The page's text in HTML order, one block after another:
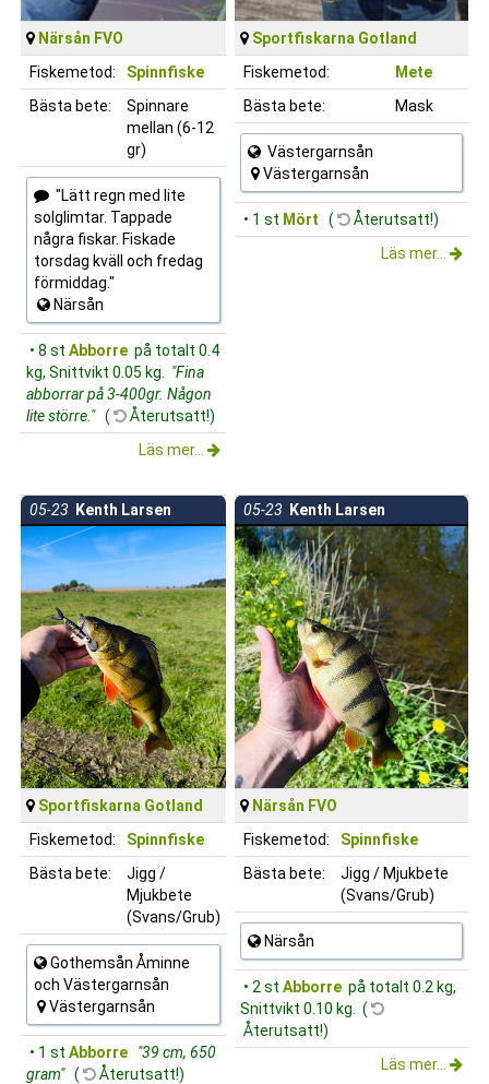
Närsån FVO
Fiskemetod:
Spinnfiske
Bästa bete:
Spinnare
mellan (6-12
gr)
"Lätt regn med lite
solglimtar. Tappade
några fiskar. Fiskade
torsdag kväll och fredag
förmiddag."
Närsån
• 8 st Abborre på totalt 0.4
kg, Snittvikt 0.05 kg.
"Fina
abborrar på 3-400gr. Någon
lite större." (
Återutsatt!)
Läs mer...
Sportfiskarna Gotland
Fiskemetod:
Mete
Bästa bete:
Mask
Västergarnsån
Västergarnsån
• 1 st Mört (
Återutsatt!)
Läs mer...
05-23 Kenth Larsen
Sportfiskarna Gotland
Fiskemetod:
Spinnfiske
Bästa bete:
Jigg /
Mjukbete
(Svans/Grub)
Gothemsån Åminne
och Västergarnsån
Västergarnsån
• 1 st Abborre
"39 cm, 650
gram" (
Återutsatt!)
05-23 Kenth Larsen
Närsån FVO
Fiskemetod:
Spinnfiske
Bästa bete:
Jigg / Mjukbete
(Svans/Grub)
Närsån
• 2 st Abborre på totalt 0.2 kg,
Snittvikt 0.10 kg. (
Återutsatt!)
Läs mer...